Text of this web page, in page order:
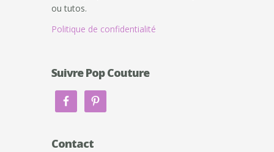
ou tutos.
Politique de confidentialité
Suivre Pop Couture
Contact